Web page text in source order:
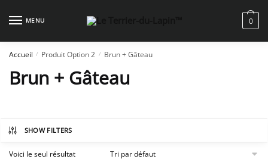
MENU 0
Accueil / Produit Option 2 / Brun + Gâteau
Brun + Gâteau
SHOW FILTERS
Voici le seul résultat